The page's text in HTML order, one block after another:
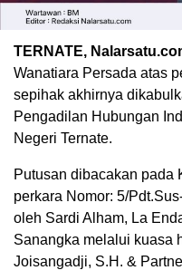
TERNATE,
Wanatiara Persada atas
sepihak akhirnya
Pengadilan Hubungan
Negeri Ternate.
Putusan dibacakan pada
perkara Nomor: 5/
oleh Sardi Alham, La
Sanangka melalui kuasa
Joisangadji, S.H. &